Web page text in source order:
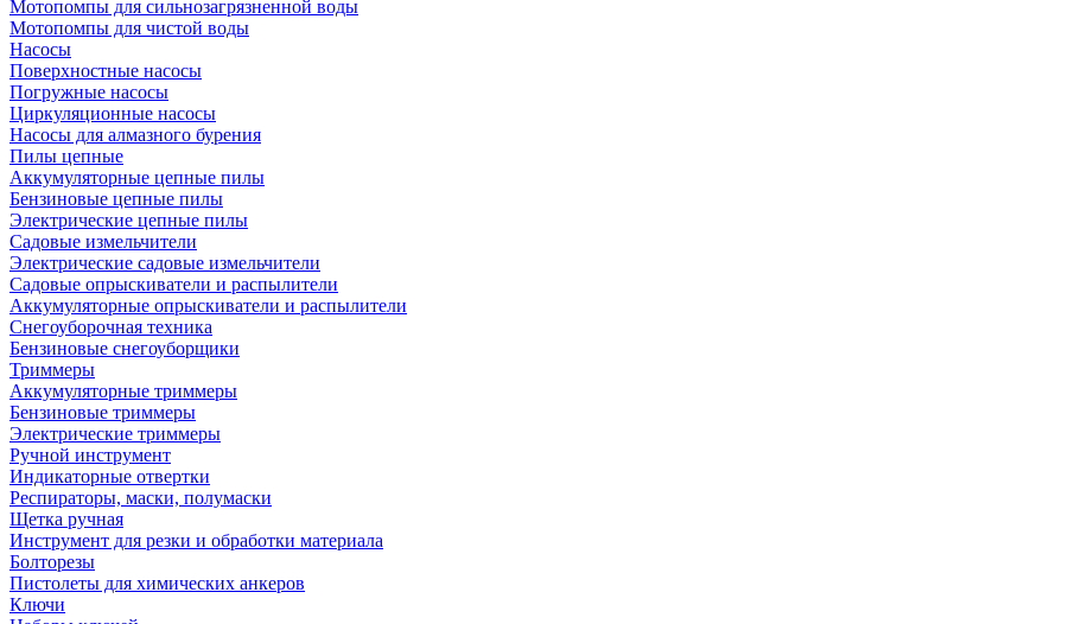
Мотопомпы для сильнозагрязненной воды
Мотопомпы для чистой воды
Насосы
Поверхностные насосы
Погружные насосы
Циркуляционные насосы
Насосы для алмазного бурения
Пилы цепные
Аккумуляторные цепные пилы
Бензиновые цепные пилы
Электрические цепные пилы
Садовые измельчители
Электрические садовые измельчители
Садовые опрыскиватели и распылители
Аккумуляторные опрыскиватели и распылители
Снегоуборочная техника
Бензиновые снегоуборщики
Триммеры
Аккумуляторные триммеры
Бензиновые триммеры
Электрические триммеры
Ручной инструмент
Индикаторные отвертки
Респираторы, маски, полумаски
Щетка ручная
Инструмент для резки и обработки материала
Болторезы
Пистолеты для химических анкеров
Ключи